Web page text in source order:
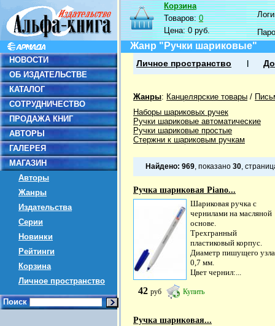
НОВОСТИ
ОБ ИЗДАТЕЛЬСТВЕ
КАТАЛОГ
СОТРУДНИЧЕСТВО
ПРОДАЖА КНИГ
АВТОРЫ
ГАЛЕРЕЯ
МАГАЗИН
Авторы
Жанры
Издательства
Серии
Новинки
Рейтинги
Корзина
Личное пространство
Поиск
Корзина
Товаров:0
Цена:0 руб.
Жанр "Ручки шариковые"
Личное пространство
Жанры: Канцелярские товары /
Наборы шариковых ручек
Ручки шариковые автоматические
Ручки шариковые простые
Стержни к шариковым ручкам
Найдено: 969, показано 30,
Ручка шариковая Piano...
Шариковая ручка с
чернилами на масляной
основе.
Трехгранный
пластиковый корпус.
Диаметр пишущего
0,7 мм.
Цвет чернил:...
42 руб Купить
Ручка шариковая...